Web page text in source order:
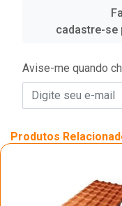
cadastre-se
Avise-me quando
Produtos